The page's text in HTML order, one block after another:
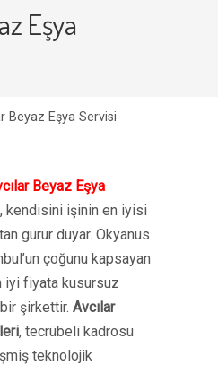
Eşya
Beyaz Eşya Servisi
Beyaz Eşya
kendisini işinin en iyisi
gurur duyar. Okyanus
çoğunu kapsayan
iyi fiyata kusursuz
şirkettir. Avcılar
, tecrübeli kadrosu
teknolojik